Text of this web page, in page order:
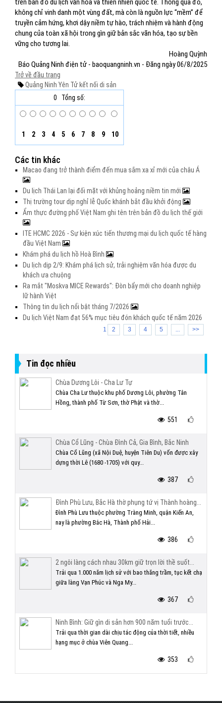
trên bản đồ du lịch văn hóa và thiên nhiên quốc tế. Thông qua đó,
không chỉ vinh danh một vùng đất, mà còn là nguồn lực “mềm” để
truyền cảm hứng, khơi dậy niềm tự hào, trách nhiệm và hành động
chung của toàn xã hội trong gìn giữ bản sắc văn hóa, tạo sự bền
vững cho tương lai.
Hoàng Quỳnh
Báo Quảng Ninh điện tử - baoquangninh.vn - Đăng ngày 06/8/2025
Trở về đầu trang
Quảng Ninh Yên Tử kết nối di sản
0
Tổng số:
1 2 3 4 5 6 7 8 9 10
Các tin khác
Macao đang trở thành điểm đến mua sắm xa xỉ mới của châu Á
Du lịch Thái Lan lại đối mặt với khủng hoảng niềm tin mới
Thị trường tour dịp nghỉ lễ Quốc khánh bắt đầu khởi động
Ẩm thực đường phố Việt Nam ghi tên trên bản đồ du lịch thế giới
ITE HCMC 2026 - Sự kiện xúc tiến thương mại du lịch quốc tế hàng
đầu Việt Nam
Khám phá du lịch hồ Hoà Bình
Du lịch dịp 2/9: Khám phá lịch sử, trải nghiệm văn hóa được du
khách ưa chuộng
Ra mắt "Moskva MICE Rewards": Đòn bẩy mới cho doanh nghiệp
lữ hành Việt
Thông tin du lịch nổi bật tháng 7/2026
Du lịch Việt Nam đạt 56% mục tiêu đón khách quốc tế năm 2026
1 2 3 4 5 ... >>
Tin đọc nhiều
Chùa Dương Lôi - Cha Lư Tự
Chùa Cha Lư thuộc khu phố Dương Lôi, phường Tân
Hồng, thành phố Từ Sơn, thờ Phật và thờ...
551
Chùa Cổ Lũng - Chùa Đình Cả, Gia Bình, Bắc Ninh
Chùa Cổ Lũng (xã Nội Duệ, huyện Tiên Du) vốn được xây
dựng thời Lê (1680 -1705) với quy...
387
Đình Phù Lưu, Bắc Hà thờ phụng tứ vị Thành hoàng...
Đình Phù Lưu thuộc phường Tràng Minh, quận Kiến An,
nay là phường Bắc Hà, Thành phố Hải...
386
2 ngôi làng cách nhau 30km giữ trọn lời thề suốt...
Trải qua 1.000 năm lịch sử với bao thăng trầm, tục kết chạ
giữa làng Vạn Phúc và Nga My...
367
Ninh Bình: Giữ gìn di sản hơn 900 năm tuổi trước...
Trải qua thời gian dài chịu tác động của thời tiết, nhiều
hạng mục ở chùa Viên Quang...
353